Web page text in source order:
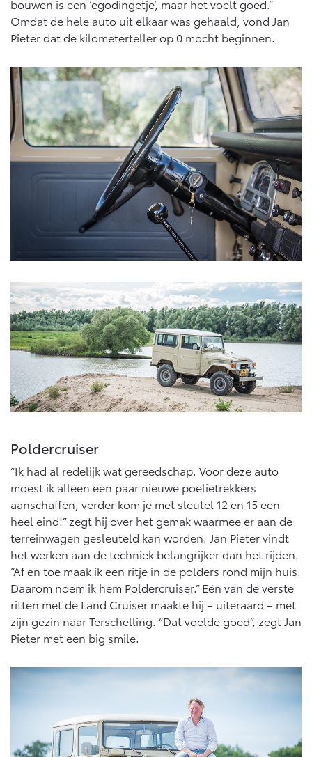
bouwen is een ‘egodingetje’, maar het voelt goed.”
Omdat de hele auto uit elkaar was gehaald, vond Jan
Pieter dat de kilometerteller op 0 mocht beginnen.
Poldercruiser
“Ik had al redelijk wat gereedschap. Voor deze auto
moest ik alleen een paar nieuwe poelietrekkers
aanschaffen, verder kom je met sleutel 12 en 15 een
heel eind!” zegt hij over het gemak waarmee er aan de
terreinwagen gesleuteld kan worden. Jan Pieter vindt
het werken aan de techniek belangrijker dan het rijden.
“Af en toe maak ik een ritje in de polders rond mijn huis.
Daarom noem ik hem Poldercruiser.” Eén van de verste
ritten met de Land Cruiser maakte hij – uiteraard – met
zijn gezin naar Terschelling. “Dat voelde goed”, zegt Jan
Pieter met een big smile.